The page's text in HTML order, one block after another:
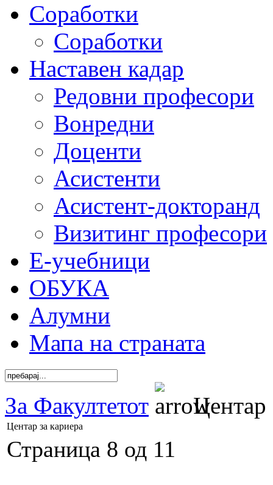
Соработки
Соработки
Наставен кадар
Редовни професори
Вонредни
Доценти
Асистенти
Асистент-докторанд
Визитинг професори
Е-учебници
ОБУКА
Алумни
Мапа на страната
За Факултетот Центар
Центар за кариера
Страница 8 од 11